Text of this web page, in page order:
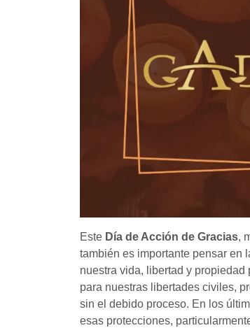
Este Día de Acción de Gracias,
también es importante pensar en
nuestra vida, libertad y propiedad
para nuestras libertades civiles,
sin el debido proceso. En los
esas protecciones,